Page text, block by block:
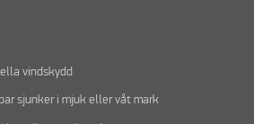
vindskydd
sjunker i mjuk eller våt mark